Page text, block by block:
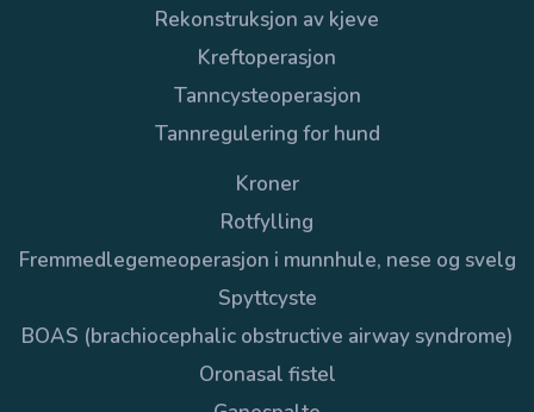
Rekonstruksjon av kjeve
Kreftoperasjon
Tanncysteoperasjon
Tannregulering for hund
Kroner
Rotfylling
Fremmedlegemeoperasjon i munnhule, nese og svelg
Spyttcyste
BOAS (brachiocephalic obstructive airway syndrome)
Oronasal fistel